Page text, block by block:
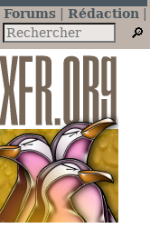
Forums
Rédaction